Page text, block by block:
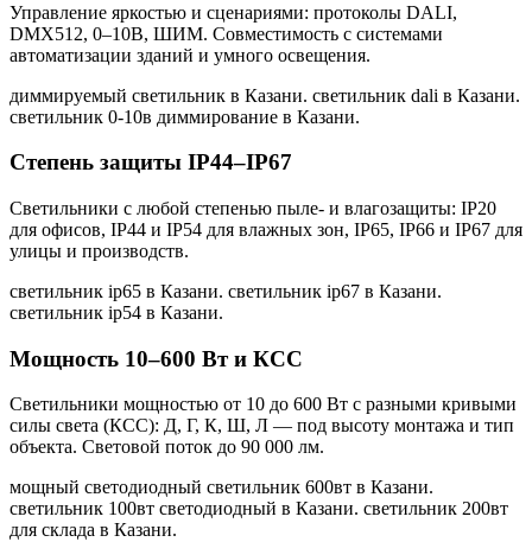
Управление яркостью и сценариями: протоколы DALI,
DMX512, 0–10В, ШИМ. Совместимость с системами
автоматизации зданий и умного освещения.
диммируемый светильник в Казани. светильник dali в Казани.
светильник 0-10в диммирование в Казани.
Степень защиты IP44–IP67
Светильники с любой степенью пыле- и влагозащиты: IP20
для офисов, IP44 и IP54 для влажных зон, IP65, IP66 и IP67 для
улицы и производств.
светильник ip65 в Казани. светильник ip67 в Казани.
светильник ip54 в Казани.
Мощность 10–600 Вт и КСС
Светильники мощностью от 10 до 600 Вт с разными кривыми
силы света (КСС): Д, Г, К, Ш, Л — под высоту монтажа и тип
объекта. Световой поток до 90 000 лм.
мощный светодиодный светильник 600вт в Казани.
светильник 100вт светодиодный в Казани. светильник 200вт
для склада в Казани.